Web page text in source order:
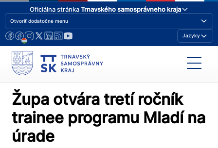
Oficiálna stránkaTrnavského samosprávneho kraja
Otvoriť dodatočne menu
Jazyky
Župa otvára tretí ročník
trainee programu Mladí na
úrade